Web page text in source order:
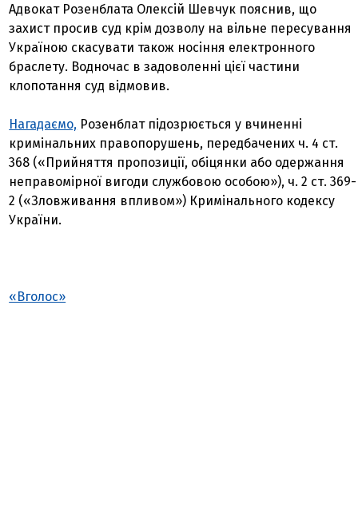
Адвокат Розенблата Олексій Шевчук пояснив, що
захист просив суд крім дозволу на вільне пересування
Україною скасувати також носіння електронного
браслету. Водночас в задоволенні цієї частини
клопотання суд відмовив.
Нагадаємо, Розенблат підозрюється у вчиненні
кримінальних правопорушень, передбачених ч. 4 ст.
368 («Прийняття пропозиції, обіцянки або одержання
неправомірної вигоди службовою особою»), ч. 2 ст. 369-
2 («Зловживання впливом») Кримінального кодексу
України.
«Вголос»